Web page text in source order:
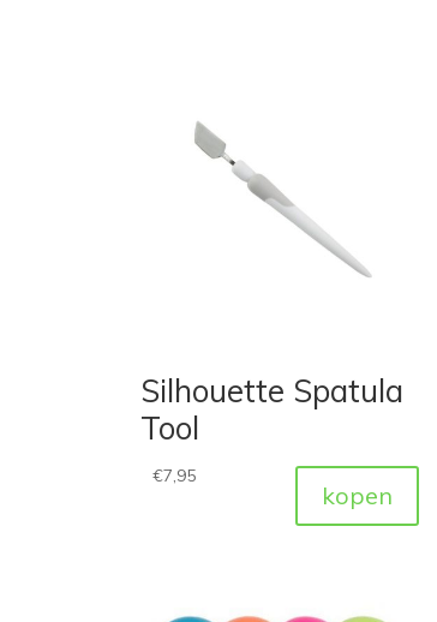
Silhouette Spatula
Tool
€7,95
kopen